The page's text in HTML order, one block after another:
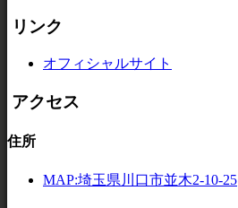
リンク
オフィシャルサイト
アクセス
住所
MAP:埼玉県川口市並木2-10-25